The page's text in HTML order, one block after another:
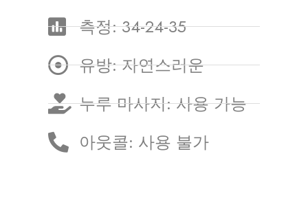
측정: 34-24-35
유방: 자연스러운
누루 마사지: 사용 가능
아웃콜: 사용 불가